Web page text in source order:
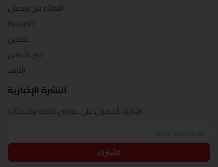
العاشر من رمضان
العباسية
عابدين
عين شمس
الأزهر
النشرة الإخبارية
اشترك للحصول على عروض خاصة وتحديثات
اشترك